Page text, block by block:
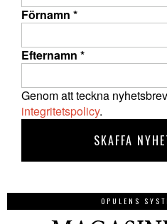
Förnamn *
Efternamn *
Genom att teckna
integritetspolicy.
OPULENS